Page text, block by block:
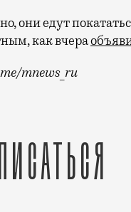
они едут
как вчера
mnews_ru